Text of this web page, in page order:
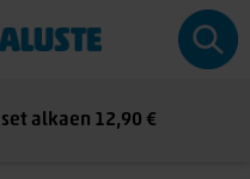
alkaen 12,90 €